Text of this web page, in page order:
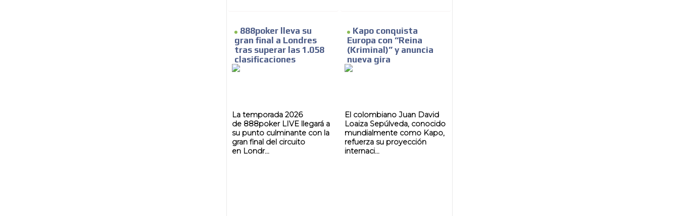
888poker lleva su
gran final a Londres
tras superar las 1.058
clasificaciones
La temporada 2026
de 888poker LIVE llegará a
su punto culminante con la
gran final del circuito
en Londr...
Kapo conquista
Europa con “Reina
(Kriminal)” y anuncia
nueva gira
El colombiano Juan David
Loaiza Sepúlveda, conocido
mundialmente como Kapo,
refuerza su proyección
internaci...